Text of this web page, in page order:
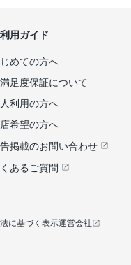
用ガイド
めての方へ
足度保証について
利用の方へ
希望の方へ
掲載のお問い合わせ
あるご質問
に基づく表示運営会社